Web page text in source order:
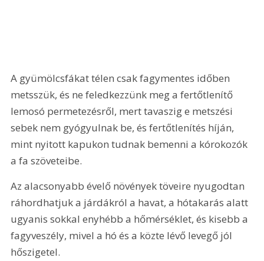
A gyümölcsfákat télen csak fagymentes időben
metsszük, és ne feledkezzünk meg a fertőtlenítő
lemosó permetezésről, mert tavaszig e metszési
sebek nem gyógyulnak be, és fertőtlenítés híján,
mint nyitott kapukon tudnak bemenni a kórokozók
a fa szöveteibe.
Az alacsonyabb évelő növények töveire nyugodtan
ráhordhatjuk a járdákról a havat, a hótakarás alatt
ugyanis sokkal enyhébb a hőmérséklet, és kisebb a
fagyveszély, mivel a hó és a közte lévő levegő jól
hőszigetel.